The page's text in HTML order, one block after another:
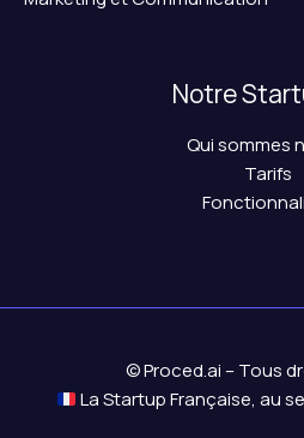
Notre
Qui sommes
Tarifs
© Proced.ai – Tous
La Startup Française, au